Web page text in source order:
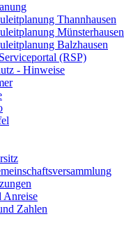
Thannhausen
Münsterhausen
Balzhausen
(RSP)
- Hinweise
Anreise
Zahlen